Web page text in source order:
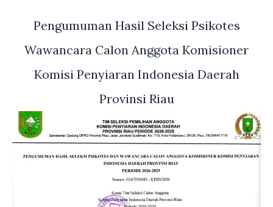
Pengumuman Hasil Seleksi Psikotes
Wawancara Calon Anggota Komisioner
Komisi Penyiaran Indonesia Daerah
Provinsi Riau